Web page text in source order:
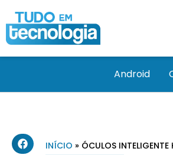
Android
INÍCIO » ÓCULOS